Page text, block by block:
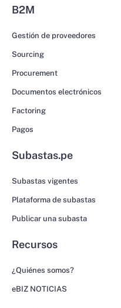
B2M
Gestión de proveedores
Sourcing
Procurement
Documentos electrónicos
Factoring
Pagos
Subastas.pe
Subastas vigentes
Plataforma de subastas
Publicar una subasta
Recursos
¿Quiénes somos?
eBIZ NOTICIAS